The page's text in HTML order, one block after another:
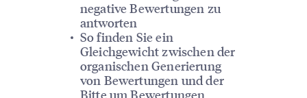
negative Bewertungen zu
antworten
So finden Sie ein
Gleichgewicht zwischen der
organischen Generierung
von Bewertungen und der
Bitte um Bewertungen